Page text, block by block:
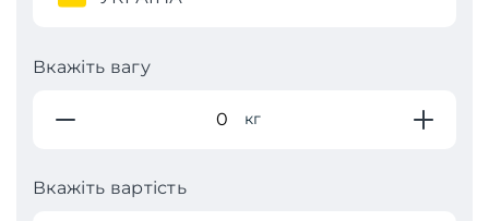
Вкажіть вагу
кг
Вкажіть вартість